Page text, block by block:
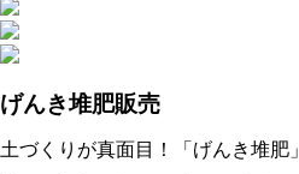
げんき堆肥販売
土づくりが真面目！「げんき堆肥」